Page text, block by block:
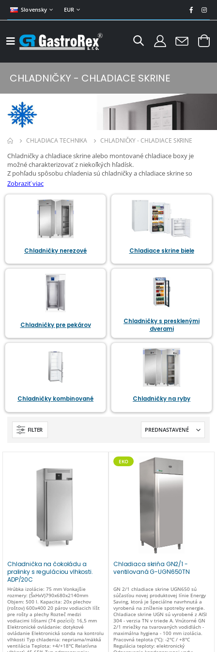
Slovensky EUR
CHLADNIČKY - CHLADIACE SKRINE
CHLADIACA TECHNIKA
CHLADNIČKY - CHLADIACE SKRINE
Chladničky a chladiace skrine alebo montované chladiace boxy je
možné charakterizovať z niekoľkých hľadísk.
Z pohľadu spôsobu chladenia sú chladničky a chladiace skrine so
statickým chladením alebo ventilované. Podľa použitého materiálu
plášťom alebo dverami.
Veľmi dôležitým kritériom pri výbere chladničky je spotreba energie.
Zobraziť viac
Chladničky nerezové Chladiace skrine biele
Chladničky pre pekárov
Chladničky s presklenými
dverami
Chladničky kombinované Chladničky na ryby
FILTER
Chladnička na čokoládu a
pralinky s reguláciou vlhkosti.
ADP/20C
Hrúbka izolácie: 75 mm Vonkajšie
rozmery: (ŠxHxV)790x680x2140mm
Objem: 500 l. Kapacita: 20x plechov
(roštov) 600x400 20 párov vodiacich líšt
pre rošty a plechy Rozteč medzi
vodiacimi lištami (74 pozícií): 16,5 mm
Elektronické ovládanie: dotykové
ovládanie Elektronická sonda na kontrolu
vlhkosti Typ chladenia: nepriama/mäkká
ventilácia Teplota: +4/+18°C Relatívna
EKO
Chladiaca skriňa GN2/1 -
ventilovaná G-UGN650TN
GN 2/1 chladiace skrine UGN650 sú
súčasťou novej produktovej línie Energy
Saving, ktorá je špeciálne navrhnutá a
vyrobená na zníženie spotreby energie.
Chladiace skrine UGN sú vyrobené z AISI
304 - verzia TN v triede A. Vnútorné GN
2/1 mriežky na tvarovaných vodidlách -
maximálna hygiena - 100 mm izolácia.
Pracovná teplota (°C): -2°C / +8°C
Regulácia teploty: elektronický